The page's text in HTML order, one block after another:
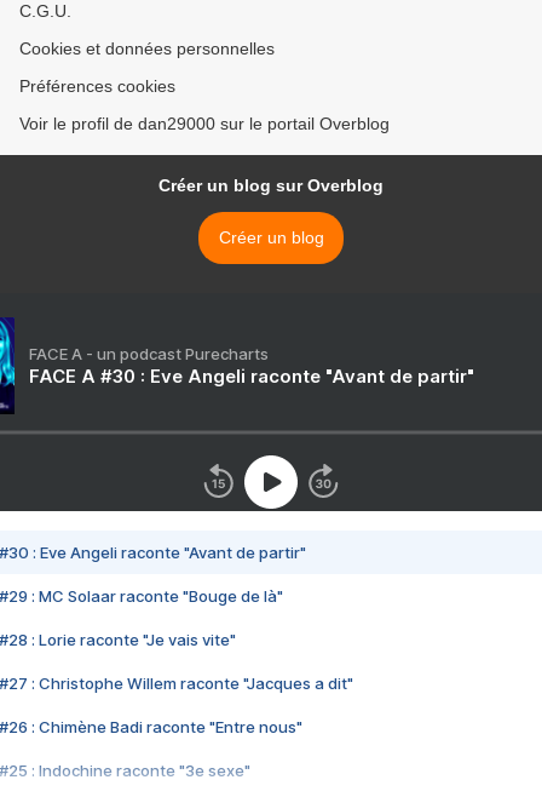
C.G.U.
Cookies et données personnelles
Préférences cookies
Voir le profil de dan29000 sur le portail Overblog
Créer un blog sur Overblog
Créer un blog
FACE A - un podcast Purecharts
FACE A #30 : Eve Angeli raconte "Avant de partir"
#30 : Eve Angeli raconte "Avant de partir"
#29 : MC Solaar raconte "Bouge de là"
#28 : Lorie raconte "Je vais vite"
#27 : Christophe Willem raconte "Jacques a dit"
#26 : Chimène Badi raconte "Entre nous"
#25 : Indochine raconte "3e sexe"